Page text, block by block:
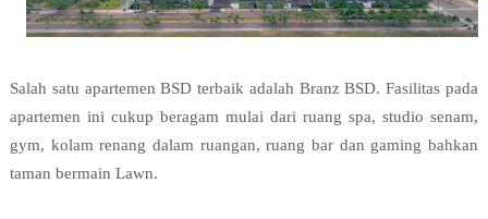
Salah satu apartemen BSD terbaik adalah Branz BSD. Fasilitas pada
apartemen ini cukup beragam mulai dari ruang spa, studio senam,
gym, kolam renang dalam ruangan, ruang bar dan gaming bahkan
taman bermain Lawn.